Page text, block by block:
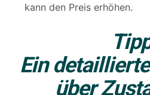
kann den Preis erhöhen.
Ein
über